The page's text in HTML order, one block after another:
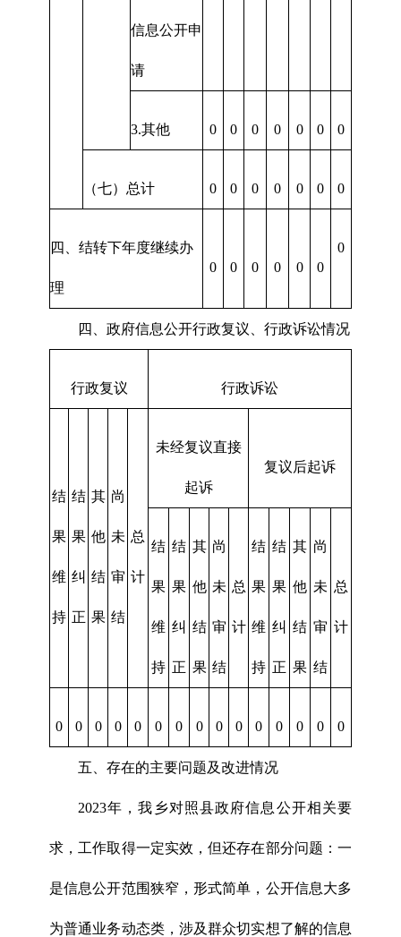
信息公开申
请
3.其他 0 0 0 0 0 0 0
（七）总计 0 0 0 0 0 0 0
四、结转下年度继续办
理
0 0 0 0 0 0
0
四、政府信息公开行政复议、行政诉讼情况
行政复议 行政诉讼
结
果
维
持
结
果
纠
正
其
他
结
果
尚
未
审
结
总
计
未经复议直接
起诉
复议后起诉
结
果
维
持
结
果
纠
正
其
他
结
果
尚
未
审
结
总
计
结
果
维
持
结
果
纠
正
其
他
结
果
尚
未
审
结
总
计
0 0 0 0 0 0 0 0 0 0 0 0 0 0 0
五、存在的主要问题及改进情况
2023年，我乡对照县政府信息公开相关要
求，工作取得一定实效，但还存在部分问题：一
是信息公开范围狭窄，形式简单，公开信息大多
为普通业务动态类，涉及群众切实想了解的信息